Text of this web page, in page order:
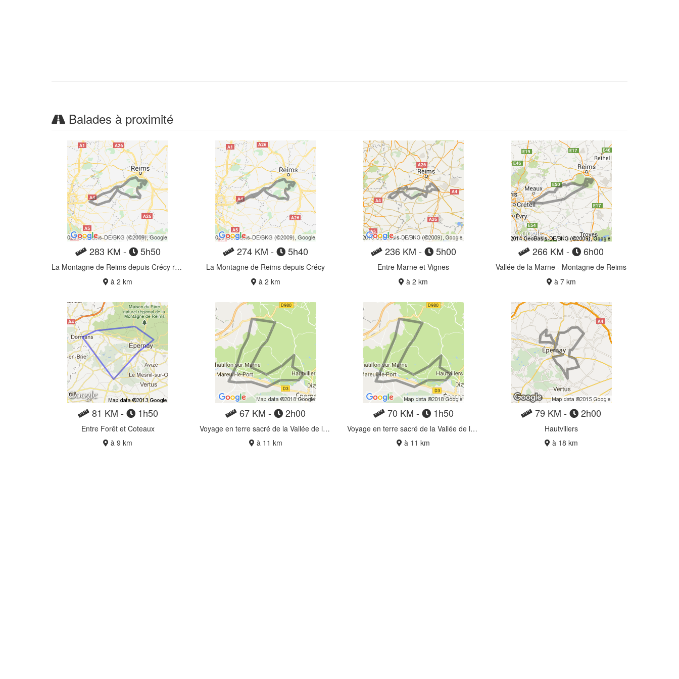
Balades à proximité
283 KM - 5h50
La Montagne de Reims depuis Crécy retour Rebais
à 2 km
274 KM - 5h40
La Montagne de Reims depuis Crécy
à 2 km
236 KM - 5h00
Entre Marne et Vignes
à 2 km
266 KM - 6h00
Vallée de la Marne - Montagne de Reims
à 7 km
81 KM - 1h50
Entre Forêt et Coteaux
à 9 km
67 KM - 2h00
Voyage en terre sacré de la Vallée de la Marne
à 11 km
70 KM - 1h50
Voyage en terre sacré de la Vallée de la Marne
à 11 km
79 KM - 2h00
Hautvillers
à 18 km